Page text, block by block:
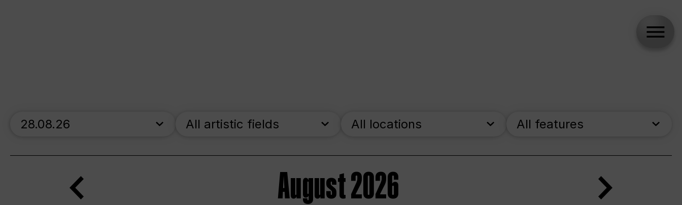
skip_calendar_timeline
Search
All artistic fields All locations All features
August 2026